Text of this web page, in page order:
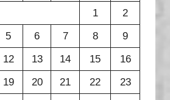
1
2
5 6 7 8
9
12 13 14 15
16
19 20 21 22
23